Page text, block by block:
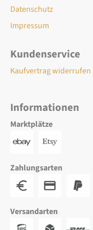
Datenschutz
Impressum
Kundenservice
Kaufvertrag widerrufen
Informationen
Marktplätze
Zahlungsarten
Versandarten